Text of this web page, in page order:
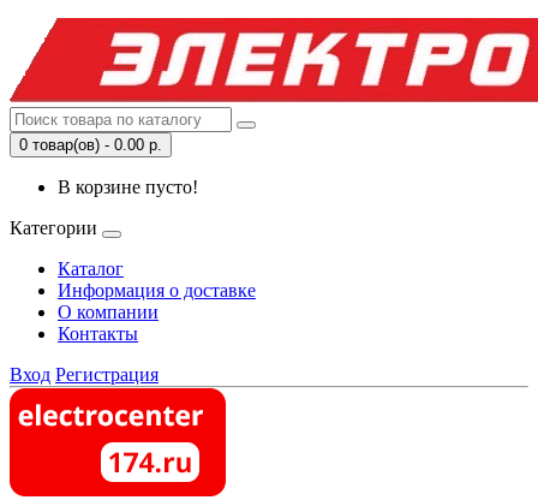
0 товар(ов) - 0.00 р.
В корзине пусто!
Категории
Каталог
Информация о доставке
О компании
Контакты
Вход Регистрация